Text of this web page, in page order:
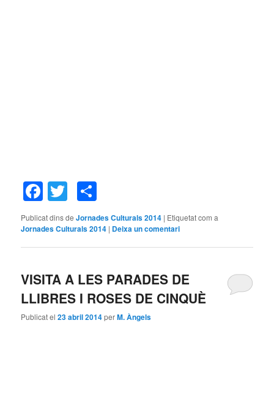
Facebook
Twitter
Publicat dins de Jornades Culturals 2014 | Etiquetat com a
Jornades Culturals 2014 | Deixa un comentari
VISITA A LES PARADES DE
LLIBRES I ROSES DE CINQUÈ
Publicat el23 abril 2014perM. Àngels